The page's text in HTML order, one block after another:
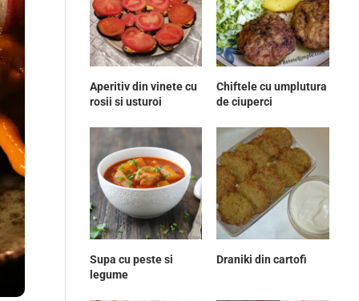
Aperitiv din vinete cu
rosii si usturoi
Chiftele cu umplutura
de ciuperci
Supa cu peste si
legume
Draniki din cartofi